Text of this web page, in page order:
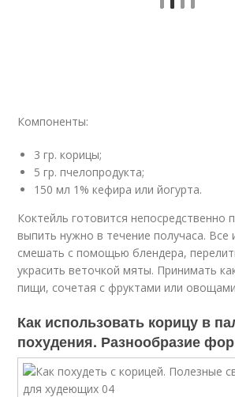
Компоненты:
3 гр. корицы;
5 гр. пчелопродукта;
150 мл 1% кефира или йогурта.
Коктейль готовится непосредственно
выпить нужно в течение получаса. Все
смешать с помощью блендера,
украсить веточкой мяты. Принимать
пищи, сочетая с фруктами или
Как использовать корицу в
похудения. Разнообразие